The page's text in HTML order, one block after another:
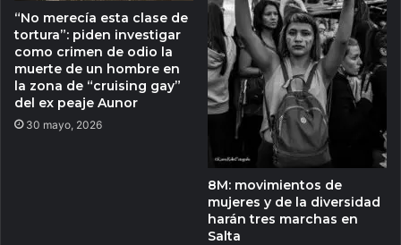
“No merecía esta clase de
tortura”: piden investigar
como crimen de odio la
muerte de un hombre en
la zona de “cruising gay”
del ex peaje Aunor
30 mayo, 2026
8M: movimientos de
mujeres y de la diversidad
harán tres marchas en
Salta